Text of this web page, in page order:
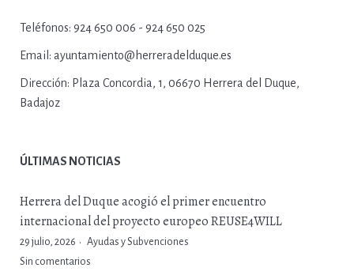
Teléfonos: 924 650 006 - 924 650 025
Email: ayuntamiento@herreradelduque.es
Dirección: Plaza Concordia, 1, 06670 Herrera del Duque,
Badajoz
ÚLTIMAS NOTICIAS
Herrera del Duque acogió el primer encuentro
internacional del proyecto europeo REUSE4WILL
29 julio, 2026
Ayudas y Subvenciones
Sin comentarios